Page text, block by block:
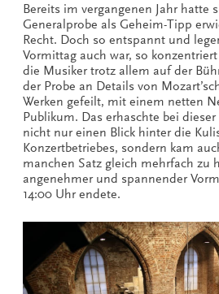
Bereits im vergangenen Jahr hatte
Generalprobe als Geheim-Tipp
Recht. Doch so entspannt und
Vormittag auch war, so
die Musiker trotz allem auf der
der Probe an Details von
Werken gefeilt, mit einem netten
Publikum. Das erhaschte bei
nicht nur einen Blick hinter die
Konzertbetriebes, sondern kam
manchen Satz gleich mehrfach zu
angenehmer und spannender
14:00 Uhr endete.